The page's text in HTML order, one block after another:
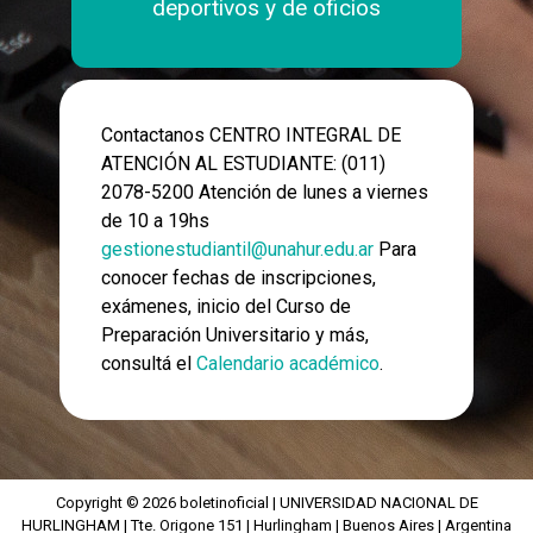
deportivos y de oficios
Contactanos CENTRO INTEGRAL DE
ATENCIÓN AL ESTUDIANTE: (011)
2078-5200 Atención de lunes a viernes
de 10 a 19hs
gestionestudiantil@unahur.edu.ar Para
conocer fechas de inscripciones,
exámenes, inicio del Curso de
Preparación Universitario y más,
consultá el Calendario académico.
Copyright © 2026 boletinoficial | UNIVERSIDAD NACIONAL DE
HURLINGHAM | Tte. Origone 151 | Hurlingham | Buenos Aires | Argentina